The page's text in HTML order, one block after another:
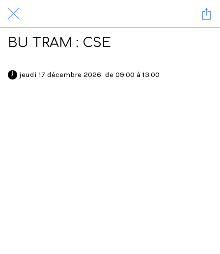
BU TRAM : CSE
jeudi 17 décembre 2026  de 09:00 à 13:00